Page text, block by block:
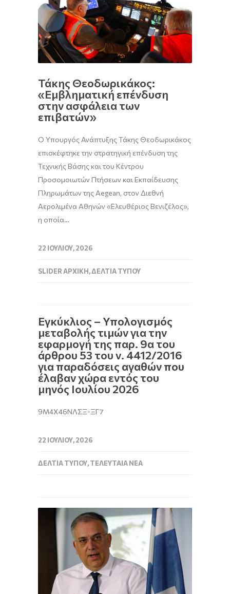
Τάκης Θεοδωρικάκος:
«Εμβληματική επένδυση
στην ασφάλεια των
επιβατών»
Ο Υπουργός Ανάπτυξης Τάκης Θεοδωρικάκος
επισκέφτηκε την στρατηγική επένδυση της
Τεχνικής Βάσης και του Κέντρου
Προσομοιωτών Πτήσεων και Εκπαίδευσης
Πληρωμάτων της Aegean, στον Διεθνή
Αερολιμένα Αθηνών «Ελευθέριος Βενιζέλος»,
η οποία…
22 ΙΟΥΛΊΟΥ, 2026
SLIDER ΑΡΧΙΚΉ,ΔΕΛΤΊΑ ΤΎΠΟΥ
Εγκύκλιος – Υπολογισμός
μεταβολής τιμών για την
εφαρμογή της παρ. 9α του
άρθρου 53 του ν. 4412/2016
για παραδόσεις αγαθών που
έλαβαν χώρα εντός του
μηνός Ιουλίου 2026
9Μ4Χ46ΝΛΣΞ-ΞΓ7
22 ΙΟΥΛΊΟΥ, 2026
ΔΕΛΤΊΑ ΤΎΠΟΥ,ΤΕΛΕΥΤΑΊΑ ΝΈΑ